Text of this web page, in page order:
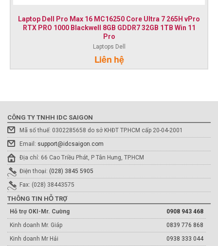
Laptop Dell Pro Max 16 MC16250 Core Ultra 7 265H vPro
RTX PRO 1000 Blackwell 8GB GDDR7 32GB 1TB Win 11
Pro
Laptops Dell
Liên hệ
CÔNG TY TNHH IDC SAIGON
Mã số thuế: 0302285658 do sở KHĐT TP.HCM cấp 20-04-2001
Email: support@idcsaigon.com
Địa chỉ: 66 Cao Triều Phát, P Tân Hưng, TP.HCM
Điện thoại: (028) 3845 5905
Fax: (028) 38443575
THÔNG TIN HỖ TRỢ
Hỗ trợ OKI-Mr. Cường
0908 943 468
Kinh doanh Mr. Giáp
0839 776 868
Kinh doanh Mr Hải
0938 333 044